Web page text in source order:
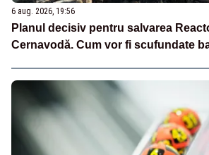
6 aug. 2026, 19:56
Planul decisiv pentru salvarea
Cernavodă. Cum vor fi scufundate